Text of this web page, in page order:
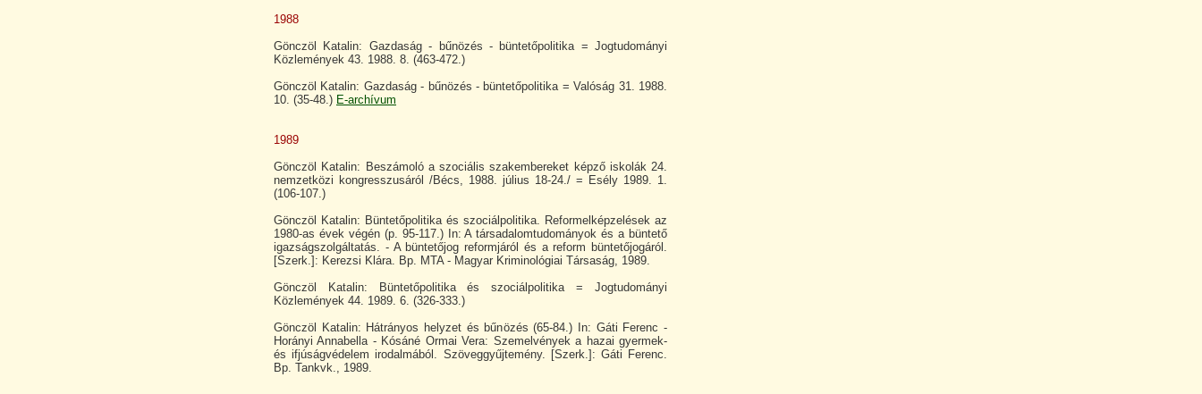
1988
Gönczöl Katalin: Gazdaság - bűnözés - büntetőpolitika = Jogtudományi
Közlemények 43. 1988. 8. (463-472.)
Gönczöl Katalin: Gazdaság - bűnözés - büntetőpolitika = Valóság 31. 1988.
10. (35-48.) E-archívum
1989
Gönczöl Katalin: Beszámoló a szociális szakembereket képző iskolák 24.
nemzetközi kongresszusáról /Bécs, 1988. július 18-24./ = Esély 1989. 1.
(106-107.)
Gönczöl Katalin: Büntetőpolitika és szociálpolitika. Reformelképzelések az
1980-as évek végén (p. 95-117.) In: A társadalomtudományok és a büntető
igazságszolgáltatás. - A büntetőjog reformjáról és a reform büntetőjogáról.
[Szerk.]: Kerezsi Klára. Bp. MTA - Magyar Kriminológiai Társaság, 1989.
Gönczöl Katalin: Büntetőpolitika és szociálpolitika = Jogtudományi
Közlemények 44. 1989. 6. (326-333.)
Gönczöl Katalin: Hátrányos helyzet és bűnözés (65-84.) In: Gáti Ferenc -
Horányi Annabella - Kósáné Ormai Vera: Szemelvények a hazai gyermek-
és ifjúságvédelem irodalmából. Szöveggyűjtemény. [Szerk.]: Gáti Ferenc.
Bp. Tankvk., 1989.